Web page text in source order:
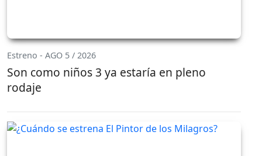
Estreno - AGO 5 / 2026
Son como niños 3 ya estaría en pleno
rodaje